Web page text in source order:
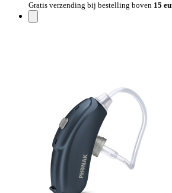
Gratis verzending bij bestelling boven 15